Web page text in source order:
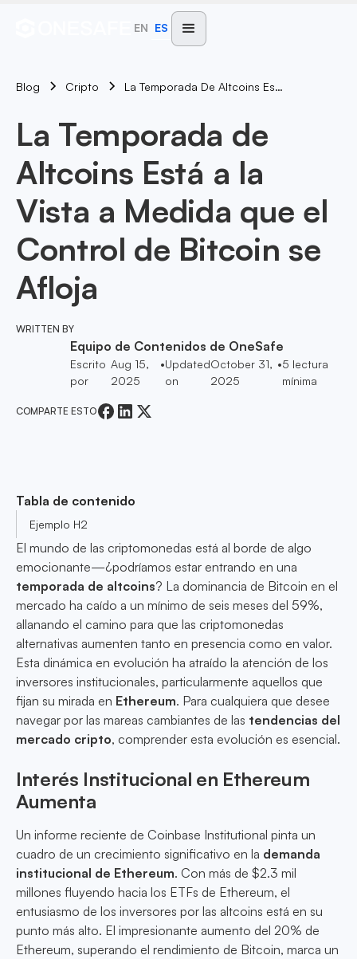
EN ES
Blog Cripto La Temporada De Altcoins Está A La Vista A Medida Que El Control De Bitcoin Se Afloja
La Temporada de
Altcoins Está a la
Vista a Medida que el
Control de Bitcoin se
Afloja
WRITTEN BY
Equipo de Contenidos de OneSafe
Escrito
por
Aug 15,
2025
•Updated
on
October 31,
2025
•5 lectura
mínima
COMPARTE ESTO
Tabla de contenido
Ejemplo H2
El mundo de las criptomonedas está al borde de algo
emocionante—¿podríamos estar entrando en una
temporada de altcoins? La dominancia de Bitcoin en el
mercado ha caído a un mínimo de seis meses del 59%,
allanando el camino para que las criptomonedas
alternativas aumenten tanto en presencia como en valor.
Esta dinámica en evolución ha atraído la atención de los
inversores institucionales, particularmente aquellos que
fijan su mirada en Ethereum. Para cualquiera que desee
navegar por las mareas cambiantes de las tendencias del
mercado cripto, comprender esta evolución es esencial.
Interés Institucional en Ethereum
Aumenta
Un informe reciente de Coinbase Institutional pinta un
cuadro de un crecimiento significativo en la demanda
institucional de Ethereum. Con más de $2.3 mil
millones fluyendo hacia los ETFs de Ethereum, el
entusiasmo de los inversores por las altcoins está en su
punto más alto. El impresionante aumento del 20% de
Ethereum, superando el rendimiento de Bitcoin, marca un